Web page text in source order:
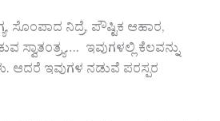
ಸೊಂಪಾದ ನಿದ್ರೆ, ಪೌಷ್ಟಿಕ ಆಹಾರ,
ಸ್ವಾತಂತ್ರ್ಯ…. ಇವುಗಳಲ್ಲಿ ಕೆಲವನ್ನು
ಆದರೆ ಇವುಗಳ ನಡುವೆ ಪರಸ್ಪರ